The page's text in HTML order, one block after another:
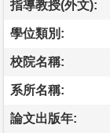
指導教授(外文):
學位類別:
校院名稱:
系所名稱:
論文出版年: